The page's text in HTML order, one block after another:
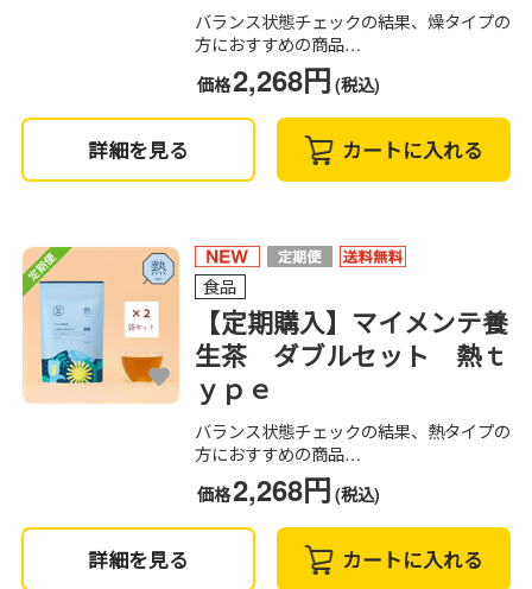
バランス状態チェックの結果、燥タイプの
方におすすめの商品…
価格2,268円 (税込)
詳細を見る カートに入れる
食品
【定期購入】マイメンテ養
生茶 ダブルセット 熱ｔ
ｙｐｅ
バランス状態チェックの結果、熱タイプの
方におすすめの商品…
価格2,268円 (税込)
詳細を見る カートに入れる